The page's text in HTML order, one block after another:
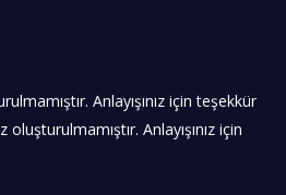
Anlayışınız için teşekkür
Anlayışınız için